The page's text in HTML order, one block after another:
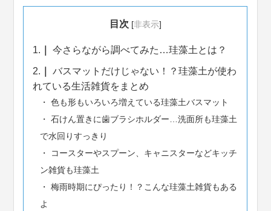
目次 [非表示]
1. 今さらながら調べてみた…珪藻土とは？
2.
バスマットだけじゃない！？珪藻土が使わ
れている生活雑貨をまとめ
色も形もいろいろ増えている珪藻土バスマット
石けん置きに歯ブラシホルダー…洗面所も珪藻土
で水回りすっきり
コースターやスプーン、キャニスターなどキッチ
ン雑貨も珪藻土
梅雨時期にぴったり！？こんな珪藻土雑貨もある
よ